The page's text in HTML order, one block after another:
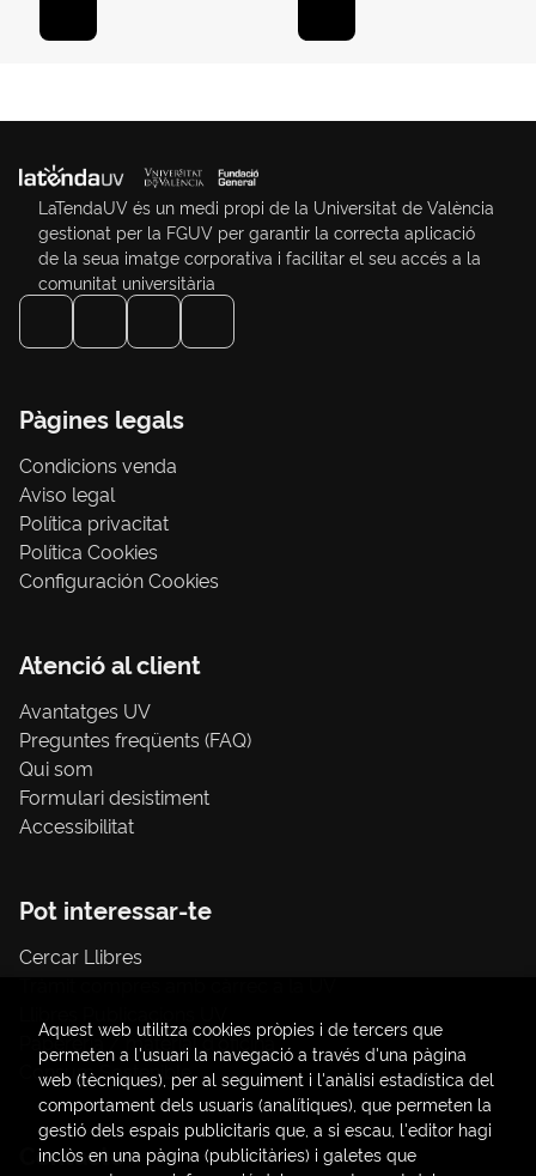
LaTendaUV és un medi propi de la Universitat de València
gestionat per la FGUV per garantir la correcta aplicació
de la seua imatge corporativa i facilitar el seu accés a la
comunitat universitària
Pàgines legals
Condicions venda
Aviso legal
Política privacitat
Política Cookies
Configuración Cookies
Atenció al client
Avantatges UV
Preguntes freqüents (FAQ)
Qui som
Formulari desistiment
Accessibilitat
Pot interessar-te
Cercar Llibres
Papereria / material d'oficina
Consum Sostenible
Contacte
Aquest web utilitza cookies pròpies i de tercers que
permeten a l'usuari la navegació a través d'una pàgina
web (tècniques), per al seguiment i l'anàlisi estadística del
comportament dels usuaris (analítiques), que permeten la
gestió dels espais publicitaris que, a si escau, l'editor hagi
inclòs en una pàgina (publicitàries) i galetes que